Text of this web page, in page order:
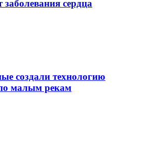
сердца
создали технологию
малым рекам